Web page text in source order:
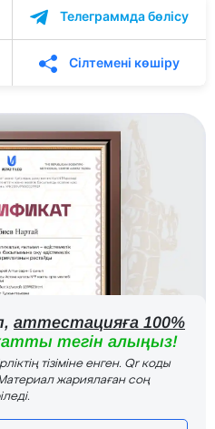
Телеграммда бөлісу
Сілтемені көшіру
аттестацияға 100%
тегін алыңыз!
тізіміне енген. Qr коды
жариялаған соң